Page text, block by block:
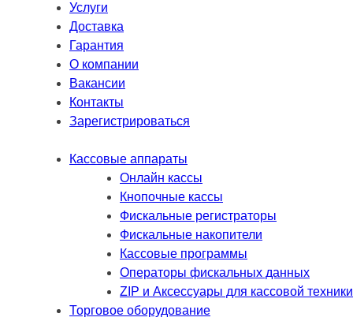
Услуги
Доставка
Гарантия
О компании
Вакансии
Контакты
Зарегистрироваться
Кассовые аппараты
Онлайн кассы
Кнопочные кассы
Фискальные регистраторы
Фискальные накопители
Кассовые программы
Операторы фискальных данных
ZIP и Аксессуары для кассовой техники
Торговое оборудование